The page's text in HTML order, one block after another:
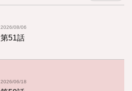
2026/08/06
第51話
2026/06/18